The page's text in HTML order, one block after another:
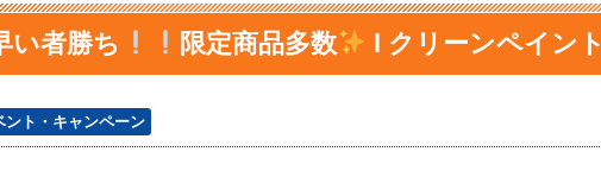
い者勝ち 限定商品多数 l クリーンペイント
ント・キャンペーン